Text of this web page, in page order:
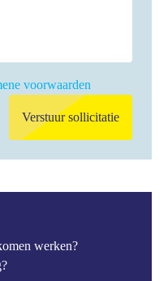
voorwaarden
Verstuur sollicitatie
werken?